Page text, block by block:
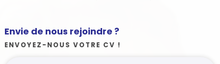
Envie de nous rejoindre ?
ENVOYEZ-NOUS VOTRE CV !